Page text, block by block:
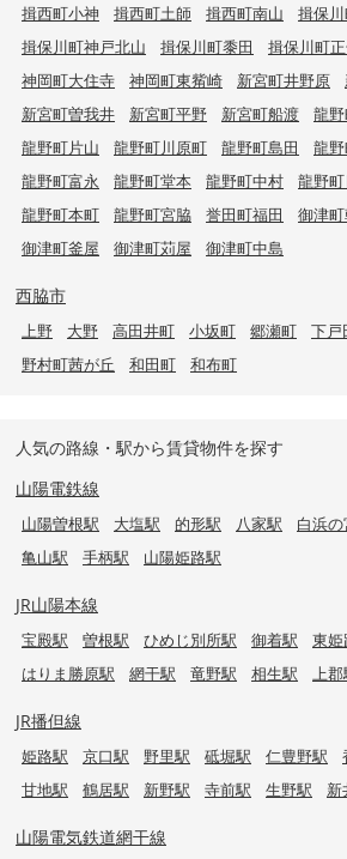
揖西町小神 揖西町土師 揖西町南山
揖保
揖保川町神戸北山
揖保川町黍田 揖保川町
神岡町大住寺
神岡町東觜崎 新宮町井野原
新宮町曽我井
新宮町平野 新宮町船渡 龍
龍野町片山
龍野町川原町 龍野町島田 龍
龍野町富永
龍野町堂本 龍野町中村 龍野
龍野町本町
龍野町宮脇 誉田町福田 御津
御津町釜屋
御津町苅屋 御津町中島
西脇市
上野 大野 高田井町 小坂町 郷瀬町 下戸
野村町茜が丘
和田町 和布町
人気の路線・駅から賃貸物件を探す
山陽電鉄線
山陽曽根駅 大塩駅 的形駅 八家駅 白浜
亀山駅
手柄駅 山陽姫路駅
JR山陽本線
宝殿駅 曽根駅 ひめじ別所駅 御着駅 東姫
はりま勝原駅
網干駅 竜野駅 相生駅 上郡
JR播但線
姫路駅 京口駅 野里駅 砥堀駅 仁豊野駅
甘地駅
鶴居駅 新野駅 寺前駅 生野駅 新
山陽電気鉄道網干線